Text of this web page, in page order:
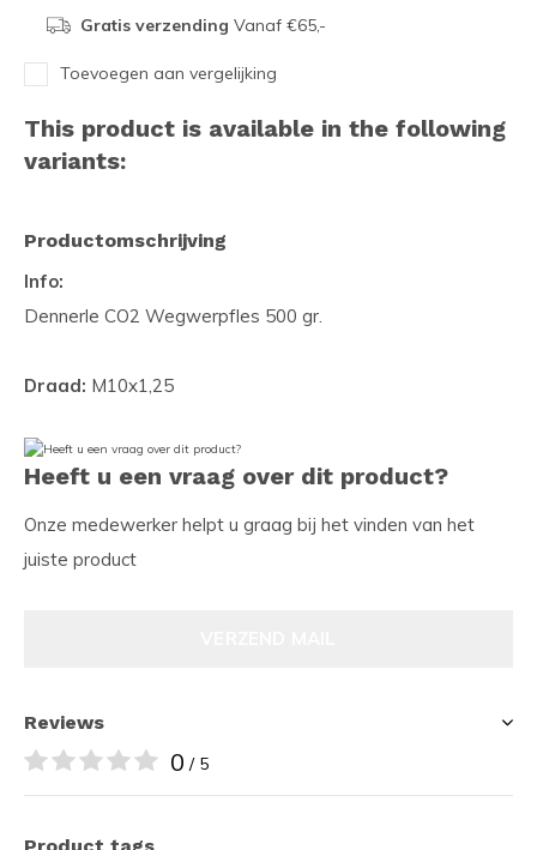
Gratis verzending Vanaf €65,-
Toevoegen aan vergelijking
This product is available in the following
variants:
Productomschrijving
Info:
Dennerle CO2 Wegwerpfles 500 gr.
Draad: M10x1,25
Heeft u een vraag over dit product?
Onze medewerker helpt u graag bij het vinden van het
juiste product
Reviews
0 / 5